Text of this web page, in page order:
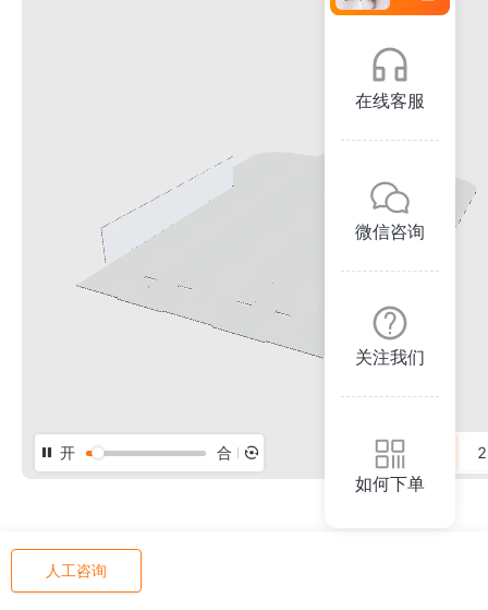
开 合
人工咨询
在线客服
微信咨询
关注我们
如何下单